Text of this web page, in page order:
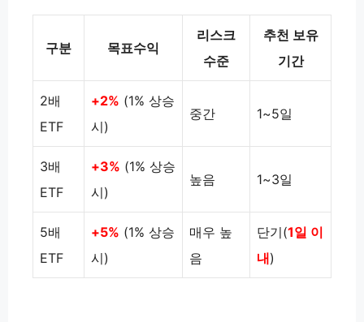
구분 목표수익
리스크
수준
추천 보유
기간
2배
ETF
+2% (1% 상승
시)
중간 1~5일
3배
ETF
+3% (1% 상승
시)
높음 1~3일
5배
ETF
+5% (1% 상승
시)
매우 높
음
단기(1일 이
내)